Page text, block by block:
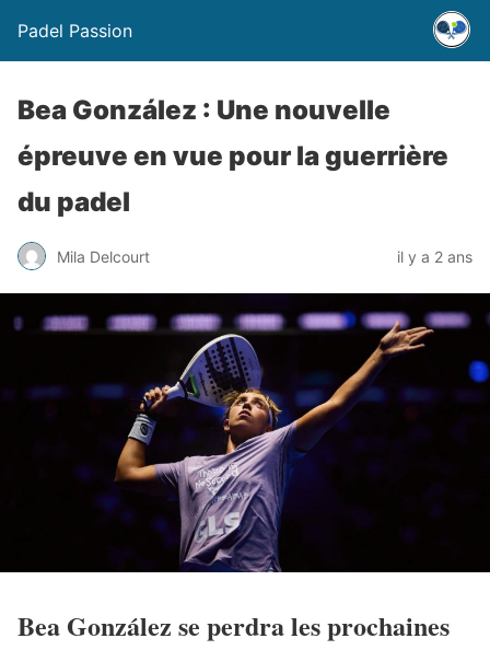
Padel Passion
Bea González : Une nouvelle
épreuve en vue pour la guerrière
du padel
Mila Delcourt il y a 2 ans
Bea González se perdra les prochaines